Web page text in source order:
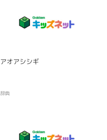
アオアシシギ
辞典